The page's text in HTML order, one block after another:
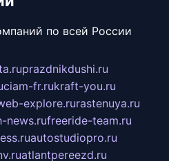
по всей России
prazdnikdushi.ru
ciam-fr.rukraft-you.ru
explore.rurastenuya.ru
news.rufreeride-team.ru
autostudiopro.ru
atlantpereezd.ru